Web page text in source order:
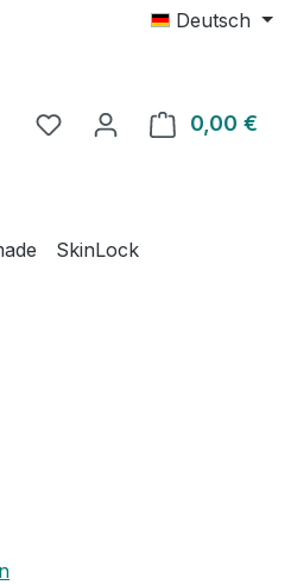
Deutsch
0,00 €
SkinLock